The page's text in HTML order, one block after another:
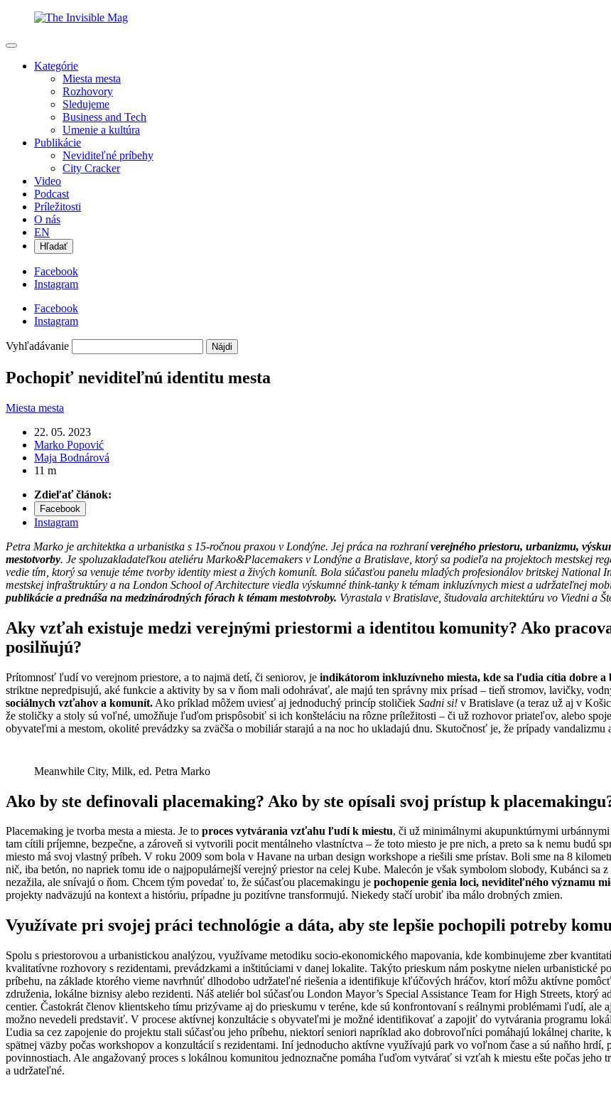
Kategórie
Miesta mesta
Rozhovory
Sledujeme
Business and Tech
Umenie a kultúra
Publikácie
Neviditeľné príbehy
City Cracker
Video
Podcast
Príležitosti
O nás
EN
Hľadať
Facebook
Instagram
Facebook
Instagram
Vyhľadávanie
Pochopiť neviditeľnú identitu mesta
Miesta mesta
22. 05. 2023
Marko Popović
Maja Bodnárová
11 m
Zdieľať článok:
Facebook
Instagram
Petra Marko je architektka a urbanistka s 15-ročnou praxou v Londýne. Jej práca na rozhraníverejného priestoru, urbanizmu,
mestotvorby. Je spoluzakladateľkou ateliéru Marko&Placemakers v Londýne a Bratislave, ktorý sa podieľa na projektoch mestskej
vedie tím, ktorý sa venuje téme tvorby identity miest a živých komunít. Bola súčasťou panelu mladých profesionálov britskej
mestskej infraštruktúry a na London School of Architecture viedla výskumné think-tanky k témam inkluzívnych miest a udržateľnej
publikácie a prednáša na medzinárodných fórach k témam mestotvroby. Vyrastala v Bratislave, študovala architektúru vo Viedni a
Aky vzťah existuje medzi verejnými priestormi a identitou komunity? Ako
posilňujú?
Prítomnosť ľudí vo verejnom priestore, a to najmä detí, či seniorov, je indikátorom inkluzívneho miesta, kde sa ľudia cítia dobre a
striktne nepredpisujú, aké funkcie a aktivity by sa v ňom mali odohrávať, ale majú ten správny mix prísad – tieň stromov, lavičky,
sociálnych vzťahov a komunít. Ako príklad môžem uviesť aj jednoduchý princíp stoličiek Sadni si! v Bratislave (a teraz už aj v
že stoličky a stoly sú voľné, umožňuje ľuďom prispôsobiť si ich konšteláciu na rôzne príležitosti – či už rozhovor priateľov, alebo
obyvateľmi a mestom, okolité prevádzky sa zväčša o mobiliár starajú a na noc ho ukladajú dnu. Skutočnosť je, že prípady
Meanwhile City, Milk, ed. Petra Marko
Ako by ste definovali placemaking? Ako by ste opísali svoj prístup k
Placemaking je tvorba mesta a miesta. Je to proces vytvárania vzťahu ľudí k miestu, či už minimálnymi akupunktúrnymi
tam cítili príjemne, bezpečne, a zároveň si vytvorili pocit mentálneho vlastníctva – že toto miesto je pre nich, a preto sa k nemu budú
miesto má svoj vlastný príbeh. V roku 2009 som bola v Havane na urban design workshope a riešili sme prístav. Boli sme na 8
nič, iba betón, no napriek tomu ide o najpopulárnejší verejný priestor na celej Kube. Malecón je však symbolom slobody, Kubánci sa
nezažila, ale snívajú o ňom. Chcem tým povedať to, že súčasťou placemakingu je pochopenie genia loci, neviditeľného významu
projekty nadväzujú na kontext a históriu, prípadne ju pozitívne transformujú. Niekedy stačí urobiť iba málo drobných zmien.
Využívate pri svojej práci technológie a dáta, aby ste lepšie pochopili potreby
Spolu s priestorovou a urbanistickou analýzou, využívame metodiku socio-ekonomického mapovania, kde kombinujeme zber
kvalitatívne rozhovory s rezidentami, prevádzkami a inštitúciami v danej lokalite. Takýto prieskum nám poskytne nielen urbanistické
príbehu, na základe ktorého vieme navrhnúť dlhodobo udržateľné riešenia a identifikuje kľúčových hráčov, ktorí môžu aktívne
združenia, lokálne biznisy alebo rezidenti. Náš ateliér bol súčasťou London Mayor’s Special Assistance Team for High Streets, ktorý
centier. Častokrát členov klientskeho tímu prizývame aj do prieskumu v teréne, kde sú konfrontovaní s reálnymi problémami ľudí,
možno nevedeli predstaviť. V procese aktívnej konzultácie s obyvateľmi je možné identifikovať a zapojiť do vytvárania programu
Ľudia sa cez zapojenie do projektu stali súčasťou jeho príbehu, niektorí seniori napríklad ako dobrovoľníci pomáhajú lokálnej
spätnej väzby počas workshopov a konzultácií s rezidentami. Iní jednoducho aktívne využívajú park vo voľnom čase a sú naňho
povinnostiach. Ale angažovaný proces s lokálnou komunitou jednoznačne pomáha ľuďom vytvárať si vzťah k miestu ešte počas jeho
a udržateľné.